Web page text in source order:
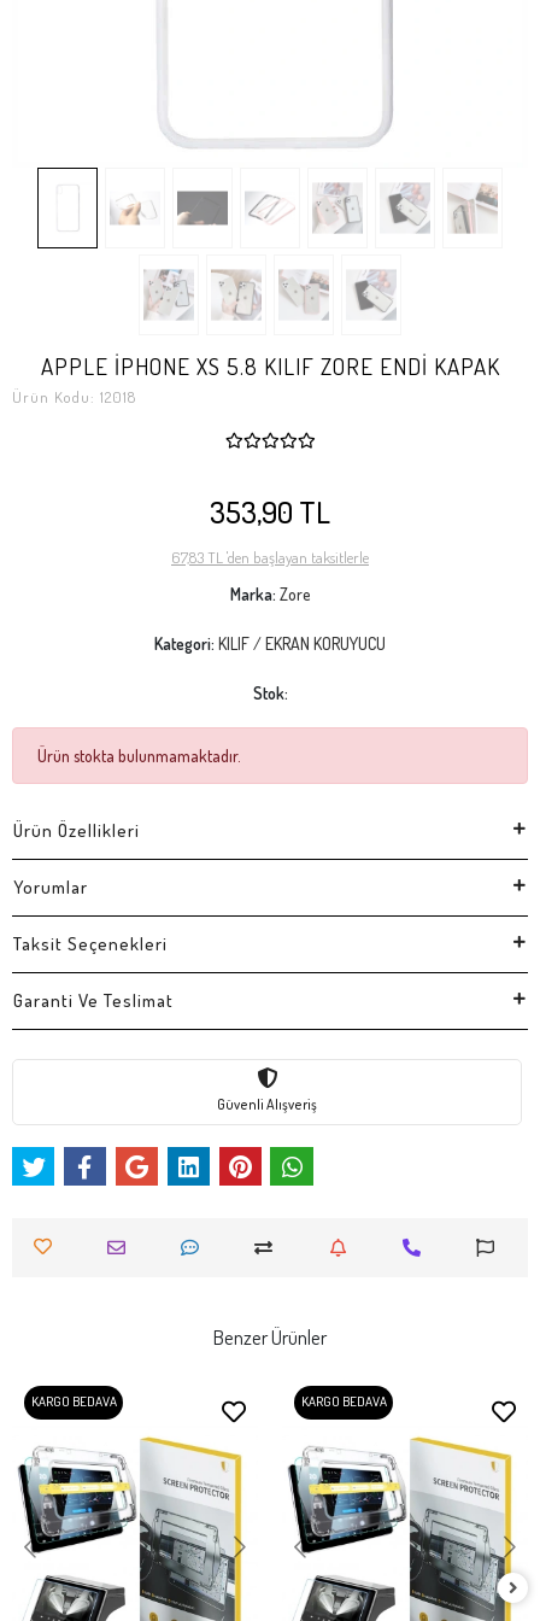
APPLE İPHONE XS 5.8 KILIF ZORE ENDİ KAPAK
Ürün Kodu: 12018
353,90 TL
67,83 TL 'den başlayan taksitlerle
Marka: Zore
Kategori: KILIF / EKRAN KORUYUCU
Stok:
Ürün stokta bulunmamaktadır.
Ürün Özellikleri
Yorumlar
Taksit Seçenekleri
Garanti Ve Teslimat
Güvenli Alışveriş
Benzer Ürünler
KARGO BEDAVA KARGO BEDAVA